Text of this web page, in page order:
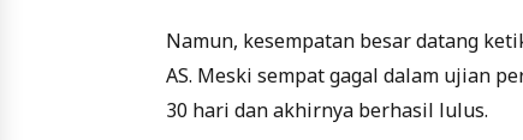
Namun, kesempatan besar datang
AS. Meski sempat gagal dalam ujian
30 hari dan akhirnya berhasil lulus.